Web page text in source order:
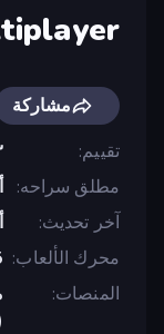
مشاركة
تقييم
مطلق سراحه
آخر تحديث
محرك الألعاب
المنصات